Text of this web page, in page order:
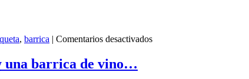
, barrica | Comentarios desactivadosen
una barrica de vino…